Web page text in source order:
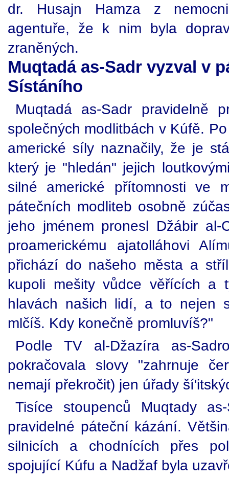
dr. Husajn Hamza z
agentuře, že k nim byla
zraněných.
Muqtadá as-Sadr vyzval v
Sístáního
Muqtadá as-Sadr pravidelně
společných modlitbách v Kúfě.
americké síly naznačily, že je
který je "hledán" jejich
silné americké přítomnosti ve
pátečních modliteb osobně
jeho jménem pronesl Džábir al-
proamerickému ajatolláhovi
přichází do našeho města a
kupoli mešity vůdce věřících a
hlavách našich lidí, a to nejen
mlčíš. Kdy konečně promluvíš?"
Podle TV al-Džazíra as-
pokračovala slovy "zahrnuje
nemají překročit) jen úřady
Tisíce stoupenců Muqtady
pravidelné páteční kázání.
silnicích a chodnících přes
spojující Kúfu a Nadžaf byla